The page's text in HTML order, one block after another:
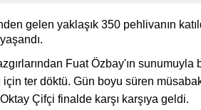
gelen yaklaşık 350 pehlivanın
Fuat Özbay'ın
için ter döktü. Gün boyu süren
Çifçi finalde karşı karşıya geldi.